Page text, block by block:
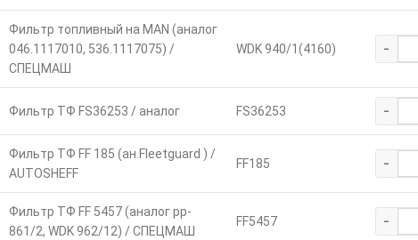
Фильтр топливный на MAN (аналог
046.1117010, 536.1117075) /
СПЕЦМАШ
WDK 940/1(4160) -
Фильтр ТФ FS36253 / аналог FS36253 -
Фильтр ТФ FF 185 (ан.Fleetguard ) /
AUTOSHEFF
FF185 -
Фильтр ТФ FF 5457 (аналог pp-
861/2, WDK 962/12) / СПЕЦМАШ
FF5457 -